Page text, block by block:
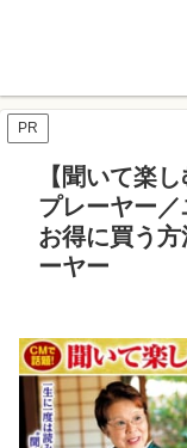
PR
【聞いて楽
プレーヤー／
お得に買う
ーヤー